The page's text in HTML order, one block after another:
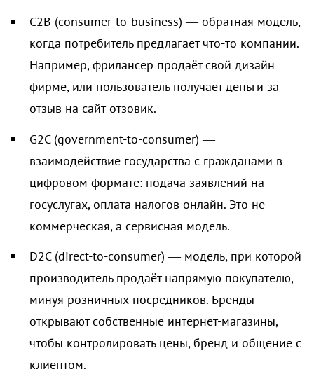
C2B (consumer-to-business) — обратная модель,
когда потребитель предлагает что-то компании.
Например, фрилансер продаёт свой дизайн
фирме, или пользователь получает деньги за
отзыв на сайт-отзовик.
G2C (government-to-consumer) —
взаимодействие государства с гражданами в
цифровом формате: подача заявлений на
госуслугах, оплата налогов онлайн. Это не
коммерческая, а сервисная модель.
D2C (direct-to-consumer) — модель, при которой
производитель продаёт напрямую покупателю,
минуя розничных посредников. Бренды
открывают собственные интернет-магазины,
чтобы контролировать цены, бренд и общение с
клиентом.